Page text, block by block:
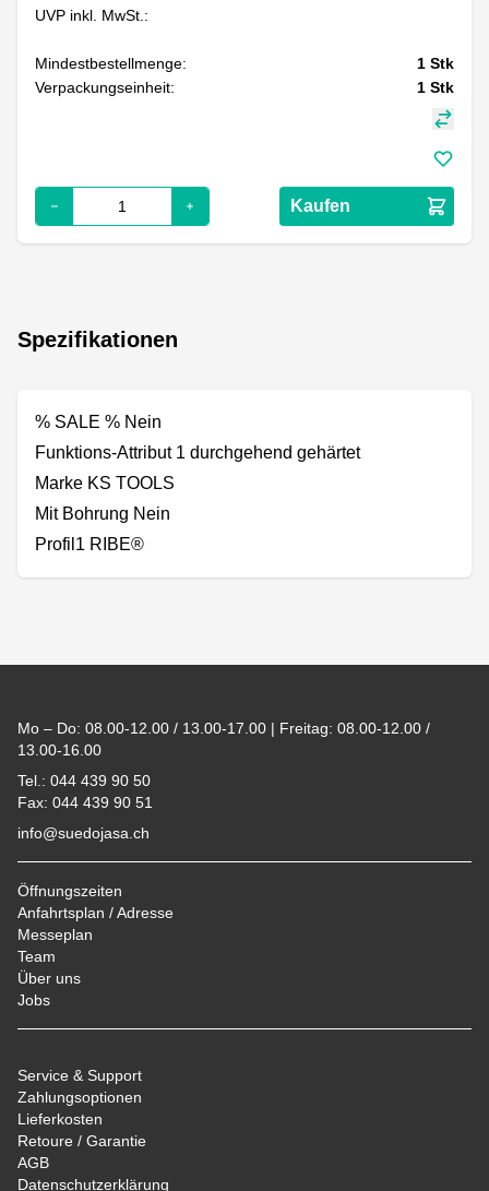
UVP inkl. MwSt.:
Mindestbestellmenge: 1 Stk
Verpackungseinheit:
1 Stk
Kaufen
Spezifikationen
% SALE % Nein
Funktions-Attribut 1 durchgehend gehärtet
Marke KS TOOLS
Mit Bohrung Nein
Profil1 RIBE®
Mo – Do: 08.00-12.00 / 13.00-17.00 | Freitag: 08.00-12.00 /
13.00-16.00
Tel.: 044 439 90 50
Fax: 044 439 90 51
info@suedojasa.ch
Öffnungszeiten
Anfahrtsplan / Adresse
Messeplan
Team
Über uns
Jobs
Service & Support
Zahlungsoptionen
Lieferkosten
Retoure / Garantie
AGB
Datenschutzerklärung